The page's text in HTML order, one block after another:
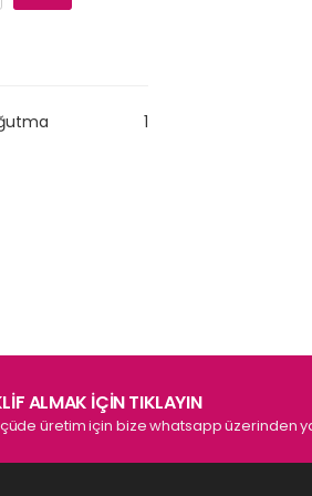
1
ALMAK İÇİN TIKLAYIN
üretim için bize whatsapp üzerinden